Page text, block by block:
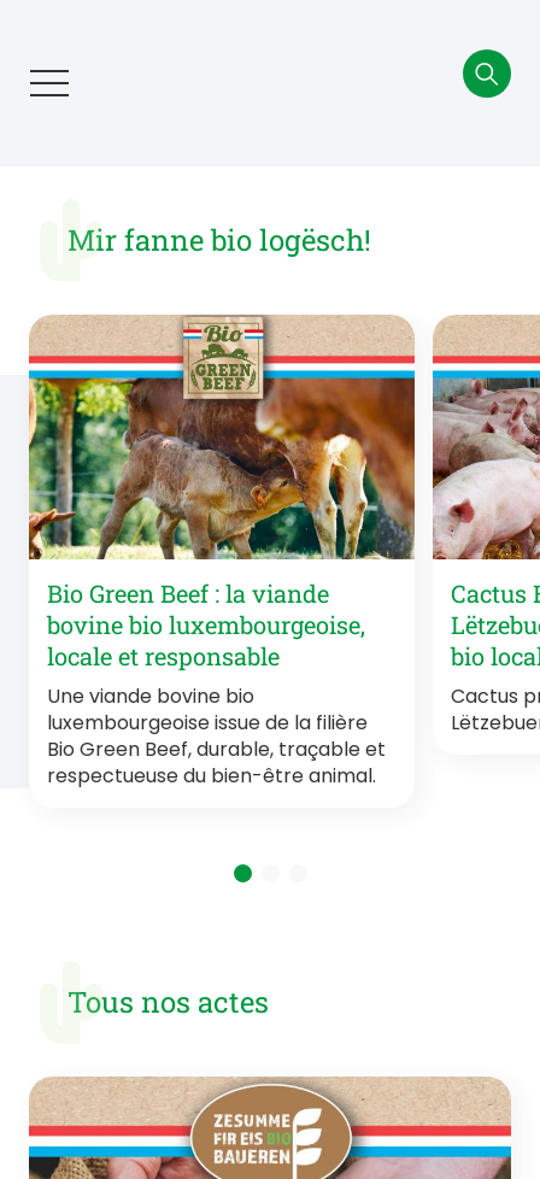
principalMir fanne bio logësch!
Bio Green Beef : la viande
bovine bio luxembourgeoise,
locale et responsable
Une viande bovine bio
luxembourgeoise issue de la filière
Bio Green Beef, durable, traçable et
respectueuse du bien-être animal.
Cactus
bio
Cactus
Tous nos actes